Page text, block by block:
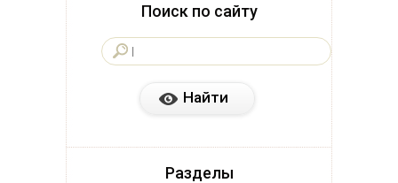
Поиск по сайту
Разделы